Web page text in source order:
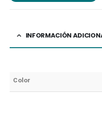
INFORMACIÓN
Color